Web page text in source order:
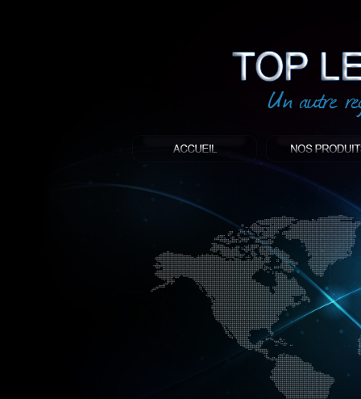
: Top led world
Produit décoratif led
Objet publicitaire led
éclairage blanc led
Enseigne publicitaire
Fabriquant et distributeur français
gamme à base de LED.
led, Topledworld, top led world, top
économie énergie, edf, lumière,